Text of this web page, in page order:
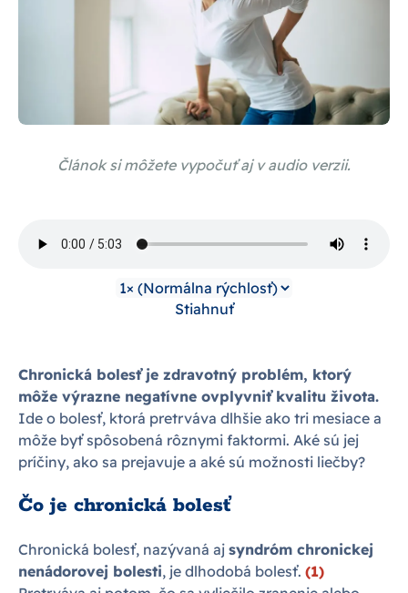
Článok si môžete vypočuť aj v audio verzii.
Stiahnuť
Chronická bolesť je zdravotný problém, ktorý
môže výrazne negatívne ovplyvniť kvalitu života.
Ide o bolesť, ktorá pretrváva dlhšie ako tri mesiace a
môže byť spôsobená rôznymi faktormi. Aké sú jej
príčiny, ako sa prejavuje a aké sú možnosti liečby?
Čo je chronická bolesť
Chronická bolesť, nazývaná aj syndróm chronickej
nenádorovej bolesti, je dlhodobá bolesť. (1)